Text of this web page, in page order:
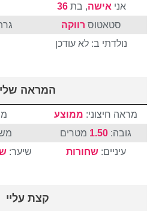
אני אישה, בת36
סטאטוס רווקה
נולדתי ב: לא עודכן
המראה שלי
מראה חיצוני: ממוצע
גובה: 1.50 מטרים
עיניים:שחורות שיער:
קצת עליי